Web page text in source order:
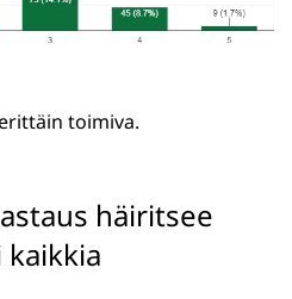
toimiva.
häiritsee